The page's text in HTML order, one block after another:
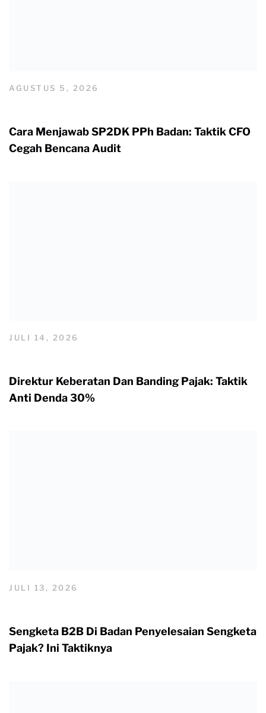
AGUSTUS 5, 2026
Cara Menjawab SP2DK PPh Badan: Taktik CFO
Cegah Bencana Audit
JULI 14, 2026
Direktur Keberatan Dan Banding Pajak: Taktik
Anti Denda 30%
JULI 13, 2026
Sengketa B2B Di Badan Penyelesaian Sengketa
Pajak? Ini Taktiknya